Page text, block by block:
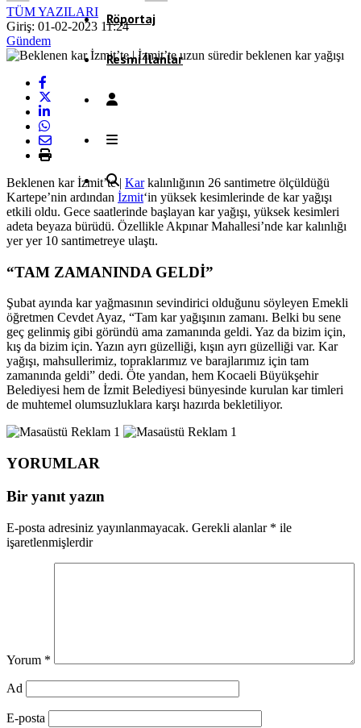
Röportaj
Resmi İlanlar
TÜM YAZILARI
Giriş: 01-02-2023 11:24
Gündem
Beklenen kar İzmit’te | Karkalınlığının 26 santimetre ölçüldüğü
Kartepe’nin ardından İzmit‘in yüksek kesimlerinde de kar yağışı
etkili oldu. Gece saatlerinde başlayan kar yağışı, yüksek kesimleri
adeta beyaza bürüdü. Özellikle Akpınar Mahallesi’nde kar kalınlığı
yer yer 10 santimetreye ulaştı.
“TAM ZAMANINDA GELDİ”
Şubat ayında kar yağmasının sevindirici olduğunu söyleyen Emekli
öğretmen Cevdet Ayaz, “Tam kar yağışının zamanı. Belki bu sene
geç gelinmiş gibi göründü ama zamanında geldi. Yaz da bizim için,
kış da bizim için. Yazın ayrı güzelliği, kışın ayrı güzelliği var. Kar
yağışı, mahsullerimiz, topraklarımız ve barajlarımız için tam
zamanında geldi” dedi. Öte yandan, hem Kocaeli Büyükşehir
Belediyesi hem de İzmit Belediyesi bünyesinde kurulan kar timleri
de muhtemel olumsuzluklara karşı hazırda bekletiliyor.
YORUMLAR
Bir yanıt yazın
E-posta adresiniz yayınlanmayacak. Gerekli alanlar * ile
işaretlenmişlerdir
Yorum *
Ad
E-posta